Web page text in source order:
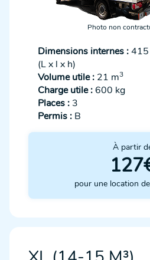
Photo non
Dimensions internes :
(L x l x h)
Volume utile : 21 m3
Charge utile :600 kg
Places : 3
Permis : B
À partir
pour une location